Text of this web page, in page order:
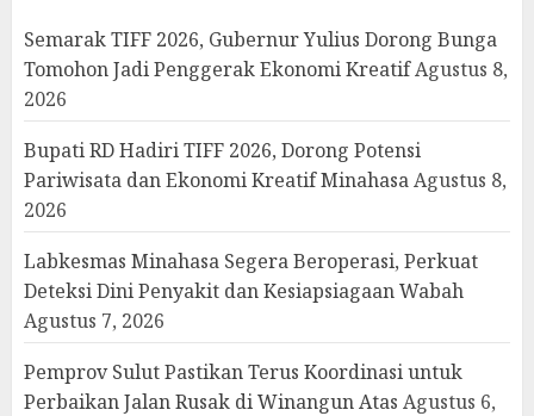
Semarak TIFF 2026, Gubernur Yulius Dorong Bunga
Tomohon Jadi Penggerak Ekonomi KreatifAgustus 8,
2026
Bupati RD Hadiri TIFF 2026, Dorong Potensi
Pariwisata dan Ekonomi Kreatif MinahasaAgustus 8,
2026
Labkesmas Minahasa Segera Beroperasi, Perkuat
Deteksi Dini Penyakit dan Kesiapsiagaan Wabah
Agustus 7, 2026
Pemprov Sulut Pastikan Terus Koordinasi untuk
Perbaikan Jalan Rusak di Winangun Atas Agustus 6,